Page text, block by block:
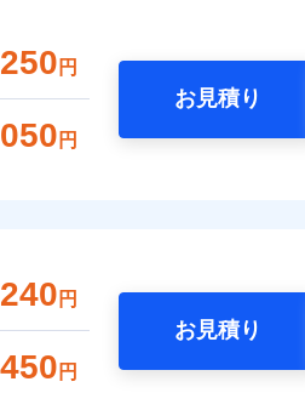
円
円
お見積り
円
円
お見積り